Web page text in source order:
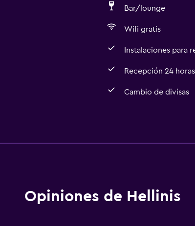
Bar/lounge
Wifi gratis
Instalaciones para
Recepción 24 horas
Cambio de divisas
Habitaciones para no
Opiniones de Hellinis